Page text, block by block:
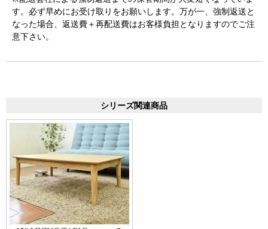
す。必ず早めにお受け取りをお願いします。万が一、強制返送と
なった場合、返送費＋再配送費はお客様負担となりますのでご注
意下さい。
シリーズ関連商品